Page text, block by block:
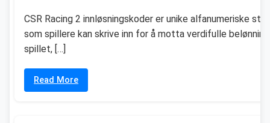
CSR Racing 2 innløsningskoder er unike alfanumeriske
som spillere kan skrive inn for å motta verdifulle
spillet, […]
Read More